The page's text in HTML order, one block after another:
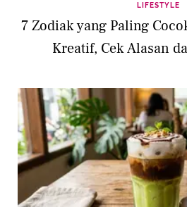
LIFESTYLE
7 Zodiak yang Paling
Kreatif, Cek Alasan